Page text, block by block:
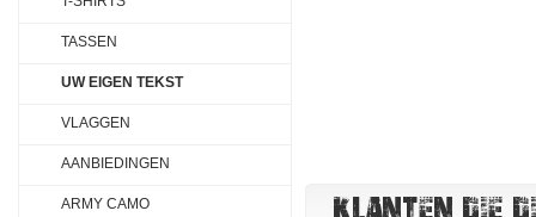
TASSEN
UW EIGEN TEKST
VLAGGEN
AANBIEDINGEN
ARMY CAMO